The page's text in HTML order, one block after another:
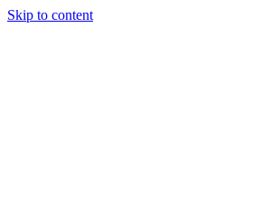
Skip to content